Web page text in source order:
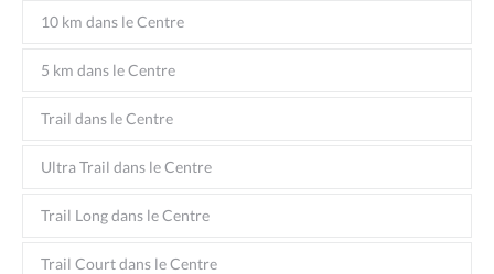
10 km dans le Centre
5 km dans le Centre
Trail dans le Centre
Ultra Trail dans le Centre
Trail Long dans le Centre
Trail Court dans le Centre